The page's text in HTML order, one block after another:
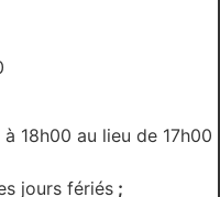
18h00 au lieu de 17h00
jours fériés ;